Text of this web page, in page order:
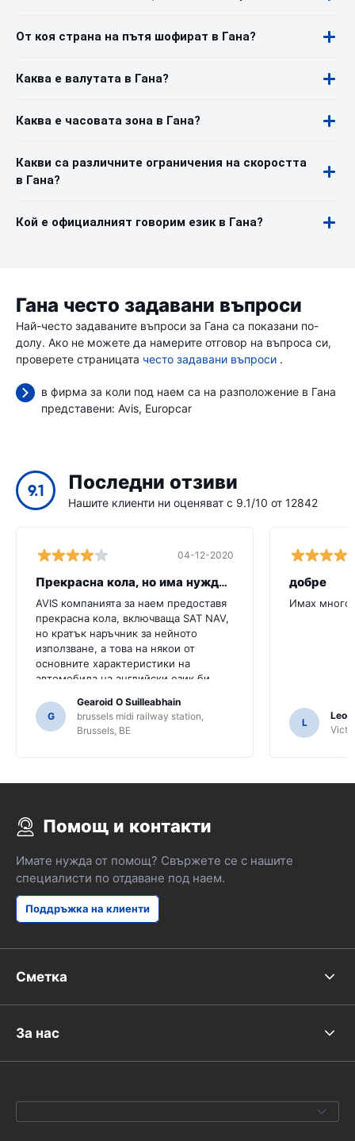
От коя страна на пътя шофират в Гана?
Каква е валутата в Гана?
Каква е часовата зона в Гана?
Какви са различните ограничения на скоростта
в Гана?
Кой е официалният говорим език в Гана?
Гана често задавани въпроси
Най-често задаваните въпроси за Гана са показани по-
долу. Ако не можете да намерите отговор на въпроса си,
проверете страницата често задавани въпроси .
в фирма за коли под наем са на разположение в Гана
представени: Avis Europcar
9.1 Последни отзиви
Нашите клиенти ни оценяват с 9.1/10 от 12842
04-12-2020
Прекрасна кола, но има нужда от повече
AVIS компанията за наем предоставя
прекрасна кола, включваща SAT NAV,
но кратък наръчник за нейното
използване, а това на някои от
основните характеристики на
автомобила на английски език би
Трябваше да попитаме няколко
местни жители за ориентиране и
само за това, че може би не сме
G
Gearoid O Suilleabhain
brussels midi railway station,
Brussels, BE
добре
Имах много
L
Помощ и контакти
Имате нужда от помощ? Свържете се с нашите
специалисти по отдаване под наем.
Поддръжка на клиенти
Сметка
За нас